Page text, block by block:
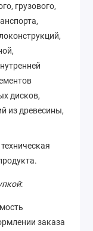
грузового,
дисков,
из древесины,
:
заказа